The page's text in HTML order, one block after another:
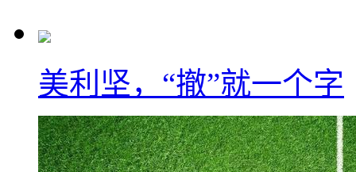
美利坚，“撤”就一个字